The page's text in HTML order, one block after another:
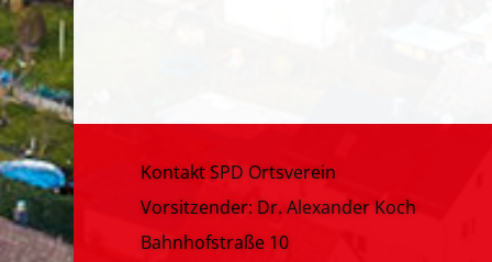
Kontakt SPD Ortsverein
Vorsitzender: Dr. Alexander Koch
Bahnhofstraße 10